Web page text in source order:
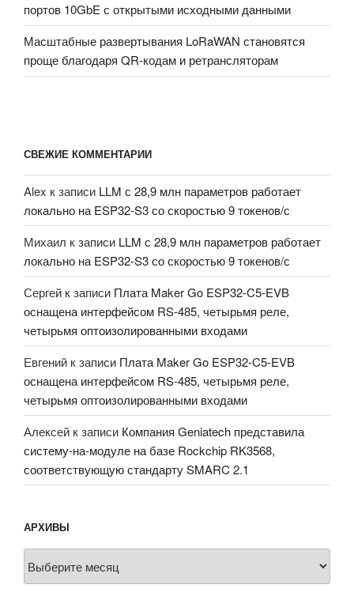
портов 10GbE с открытыми исходными данными
Масштабные развертывания LoRaWAN становятся
проще благодаря QR-кодам и ретрансляторам
СВЕЖИЕ КОММЕНТАРИИ
Alex к записи LLM с 28,9 млн параметров работает
локально на ESP32-S3 со скоростью 9 токенов/с
Михаил к записи LLM с 28,9 млн параметров работает
локально на ESP32-S3 со скоростью 9 токенов/с
Сергей к записи Плата Maker Go ESP32-C5-EVB
оснащена интерфейсом RS-485, четырьмя реле,
четырьмя оптоизолированными входами
Евгений к записи Плата Maker Go ESP32-C5-EVB
оснащена интерфейсом RS-485, четырьмя реле,
четырьмя оптоизолированными входами
Алексей к записи Компания Geniatech представила
систему-на-модуле на базе Rockchip RK3568,
соответствующую стандарту SMARC 2.1
АРХИВЫ